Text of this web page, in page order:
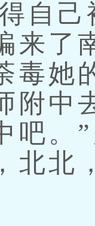
自己
来了
毒她
附中
吧。
北北